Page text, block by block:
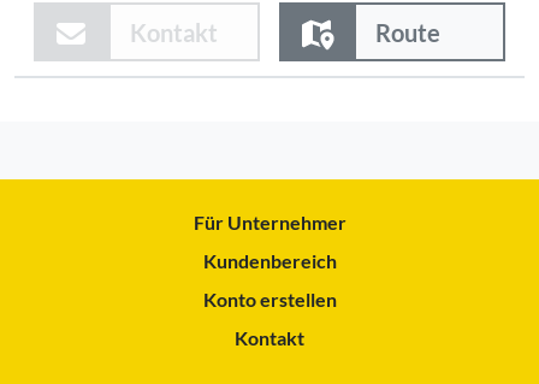
Kontakt Route
Für Unternehmer
Kundenbereich
Konto erstellen
Kontakt